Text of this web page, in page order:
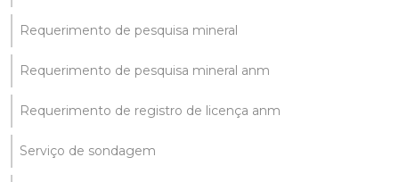
Requerimento de pesquisa mineral
Requerimento de pesquisa mineral anm
Requerimento de registro de licença anm
Serviço de sondagem